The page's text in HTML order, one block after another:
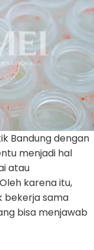
Bandung dengan
menjadi hal
atau
karena itu,
bekerja sama
bisa menjawab